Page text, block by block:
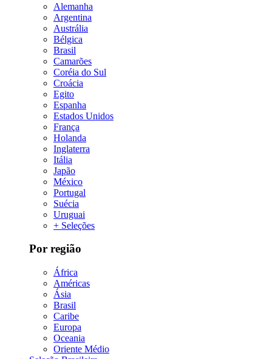
Alemanha
Argentina
Austrália
Bélgica
Brasil
Camarões
Coréia do Sul
Croácia
Egito
Espanha
Estados Unidos
França
Holanda
Inglaterra
Itália
Japão
México
Portugal
Suécia
Uruguai
+ Seleções
Por região
África
Américas
Ásia
Brasil
Caribe
Europa
Oceania
Oriente Médio